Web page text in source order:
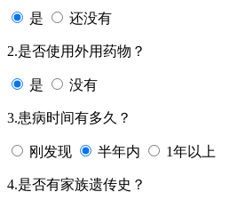
是 还没有
2.是否使用外用药物？
是 没有
3.患病时间有多久？
刚发现 半年内 1年以上
4.是否有家族遗传史？